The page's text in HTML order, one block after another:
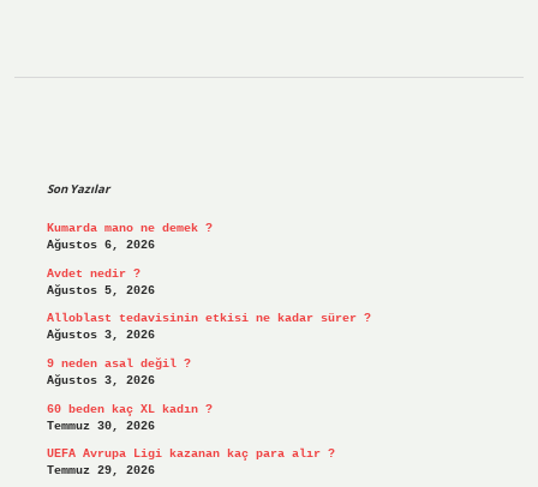
Son Yazılar
Kumarda mano ne demek ?
Ağustos 6, 2026
Avdet nedir ?
Ağustos 5, 2026
Alloblast tedavisinin etkisi ne kadar sürer ?
Ağustos 3, 2026
9 neden asal değil ?
Ağustos 3, 2026
60 beden kaç XL kadın ?
Temmuz 30, 2026
UEFA Avrupa Ligi kazanan kaç para alır ?
Temmuz 29, 2026